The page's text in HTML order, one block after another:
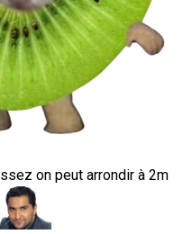
on peut arrondir à 2m